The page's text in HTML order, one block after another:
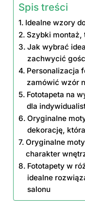
Spis treści
Idealne wzory
Szybki montaż,
Jak wybrać
zachwycić
Personalizacja
zamówić wzór
Fototapeta na
dla
Oryginalne
dekorację,
Oryginalne
charakter
Fototapety w
idealne
salonu